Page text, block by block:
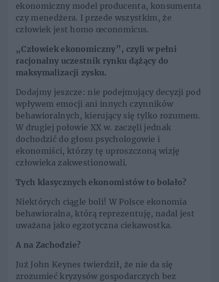
ekonomiczny model producenta, konsumenta
czy menedżera. I przede wszystkim, że
człowiek jest homo œconomicus.
„Człowiek ekonomiczny”, czyli w pełni
racjonalny uczestnik rynku dążący do
maksymalizacji zysku.
Dodajmy jeszcze: nie podejmujący decyzji pod
wpływem emocji ani innych czynników
behawioralnych, kierujący się tylko rozumem.
W drugiej połowie XX w. zaczęli jednak
dochodzić do głosu psychologowie i
ekonomiści, którzy tę uproszczoną wizję
człowieka zakwestionowali.
Tych klasycznych ekonomistów to bolało?
Niektórych ciągle boli! W Polsce ekonomia
behawioralna, którą reprezentuję, nadal jest
uważana jako egzotyczna ciekawostka.
A na Zachodzie?
Już John Keynes twierdził, że nie da się
zrozumieć kryzysów gospodarczych bez